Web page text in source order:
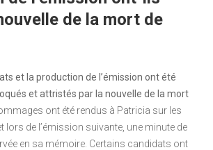
de la mort de
et la production de l’émission ont été
et attristés par la nouvelle de la mort
ont été rendus à Patricia sur les
lors de l’émission suivante, une minute de
en sa mémoire. Certains candidats ont